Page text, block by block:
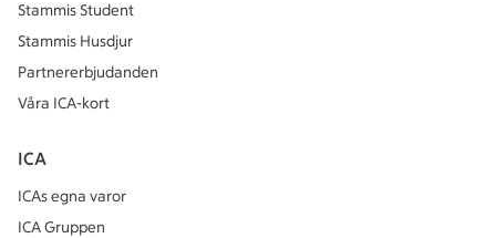
Stammis Student
Stammis Husdjur
Partnererbjudanden
Våra ICA-kort
ICA
ICAs egna varor
ICA Gruppen